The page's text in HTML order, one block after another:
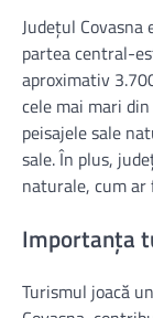
Județul
partea central-
aproximativ
cele mai mari
peisajele sale
sale. În plus,
naturale, cum ar
Importanța
Turismul joacă